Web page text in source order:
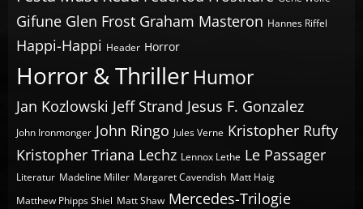
Gifune Glen Frost Graham Masteron Hannes Riffel
Happi-Happi Header Horror
Horror & Thriller Humor
Jan Kozlowski Jeff Strand Jesus F. Gonzalez
John Ironmonger John Ringo Jules Verne Kristopher Rufty
Kristopher Triana Lechz Lennox Lethe Le Passager
Literatur Madeline Miller Margaret Cavendish Matt Haig
Matthew Phipps Shiel Matt Shaw Mercedes-Trilogie